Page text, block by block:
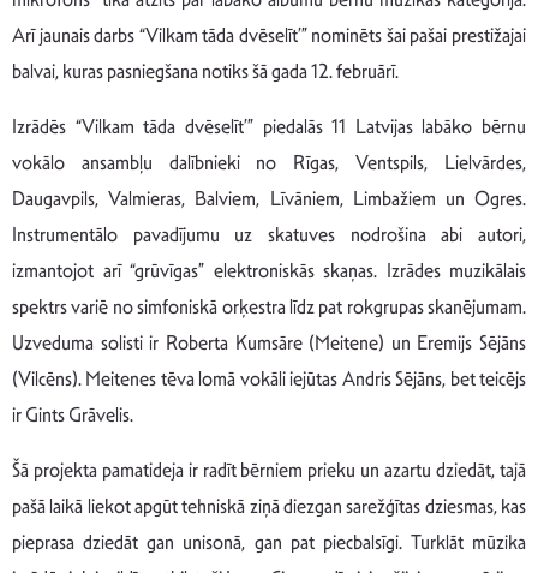
Arī jaunais darbs “Vilkam tāda dvēselīt’” nominēts šai pašai prestižajai
balvai, kuras pasniegšana notiks šā gada 12. februārī.
Izrādēs “Vilkam tāda dvēselīt’” piedalās 11 Latvijas labāko bērnu
vokālo ansambļu dalībnieki no Rīgas, Ventspils, Lielvārdes,
Daugavpils, Valmieras, Balviem, Līvāniem, Limbažiem un Ogres.
Instrumentālo pavadījumu uz skatuves nodrošina abi autori,
izmantojot arī “grūvīgas” elektroniskās skaņas. Izrādes muzikālais
spektrs variē no simfoniskā orķestra līdz pat rokgrupas skanējumam.
Uzveduma solisti ir Roberta Kumsāre (Meitene) un Eremijs Sējāns
(Vilcēns). Meitenes tēva lomā vokāli iejūtas Andris Sējāns, bet teicējs
ir Gints Grāvelis.
Šā projekta pamatideja ir radīt bērniem prieku un azartu dziedāt, tajā
pašā laikā liekot apgūt tehniskā ziņā diezgan sarežģītas dziesmas, kas
pieprasa dziedāt gan unisonā, gan pat piecbalsīgi. Turklāt mūzika